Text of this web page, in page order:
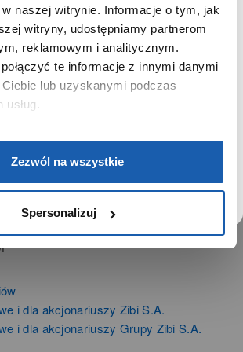
naszej witrynie. Informacje o tym, jak
witryny, udostępniamy partnerom
reklamowym i analitycznym.
te informacje z innymi danymi
lub uzyskanymi podczas
usług.
Zezwól na wszystkie
Spersonalizuj
Riff
i dla akcjonariuszy Zibi S.A.
i dla akcjonariuszy Grupy Zibi S.A.
UŻYTKOWNICZKO
cookie w celach analitycznych,
w tym aby analizować
optymalizować jej działanie oraz
Twoje preferencje.